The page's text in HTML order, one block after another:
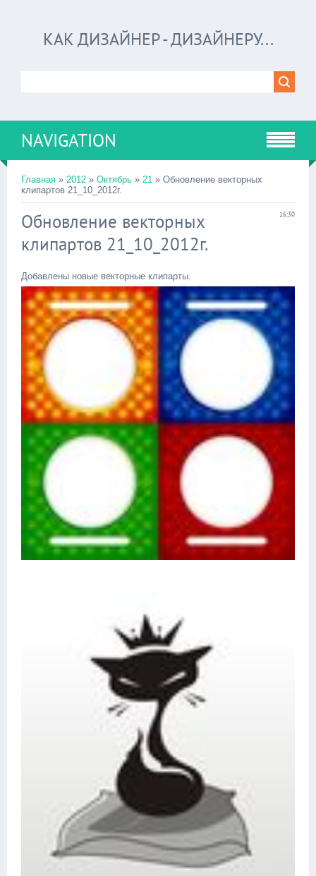
КАК ДИЗАЙНЕР - ДИЗАЙНЕРУ...
NAVIGATION
Главная » 2012 » Октябрь » 21 » Обновление векторных
клипартов 21_10_2012г.
16:30
Обновление векторных
клипартов 21_10_2012г.
Добавлены новые векторные клипарты.